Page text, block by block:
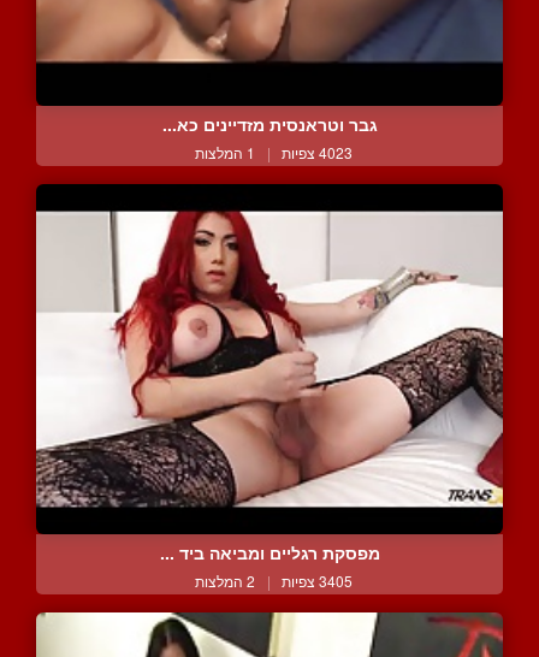
גבר וטראנסית מזדיינים כא...
4023 צפיות | 1 המלצות
מפסקת רגליים ומביאה ביד ...
3405 צפיות | 2 המלצות